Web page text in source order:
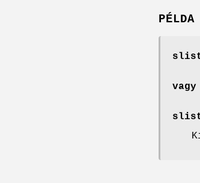
PÉLDA
vagy